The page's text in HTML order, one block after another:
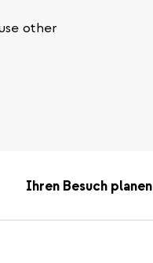
other
Ihren Besuch planen